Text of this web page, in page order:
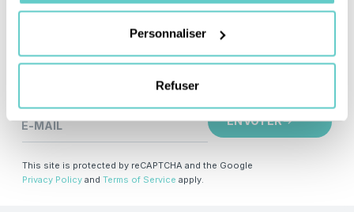
Personnaliser
Refuser
Notre newsletter
Inscrivez-vous à notre newsletter et ne manquez aucune
actualité !
E-MAIL ENVOYER
This site is protected by reCAPTCHA and the Google
Privacy Policy and Terms of Service apply.